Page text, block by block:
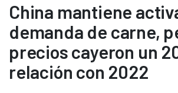
China mantiene
demanda de carne,
precios cayeron un
relación con 2022